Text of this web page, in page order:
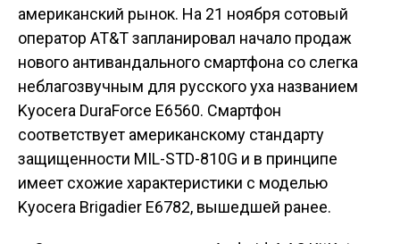
американский рынок. На 21 ноября сотовый
оператор AT&T запланировал начало продаж
нового антивандального смартфона со слегка
неблагозвучным для русского уха названием
Kyocera DuraForce E6560. Смартфон
соответствует американскому стандарту
защищенности MIL-STD-810G и в принципе
имеет схожие характеристики с моделью
Kyocera Brigadier E6782, вышедшей ранее.